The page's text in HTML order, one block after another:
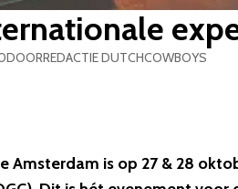
DOORREDACTIE DUTCHCOWBOYS
Amsterdam is op 27 & 28